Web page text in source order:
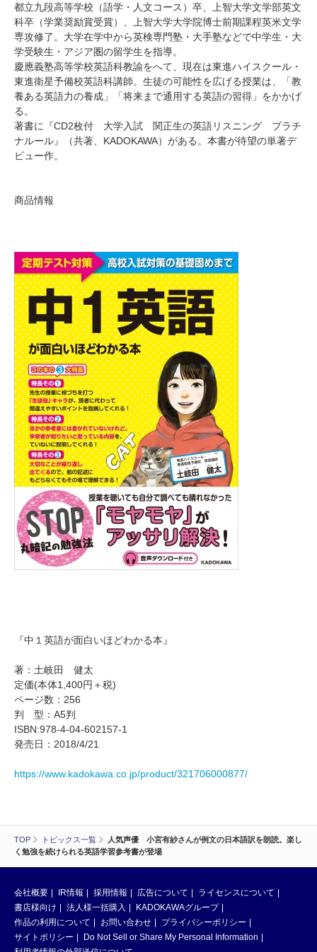
TOP トピックス一覧
人気声優 小宮有紗さんが例文の日本語訳を朗読。楽し
く勉強を続けられる英語学習参考書が登場
都立九段高等学校（語学・人文コース）卒、上智大学文学部英文
科卒（学業奨励賞受賞）、上智大学大学院博士前期課程英米文学
専攻修了。大学在学中から英検専門塾・大手塾などで中学生・大
学受験生・アジア圏の留学生を指導。
慶應義塾高等学校英語科教諭をへて、現在は東進ハイスクール・
東進衛星予備校英語科講師。生徒の可能性を広げる授業は、「教
養ある英語力の養成」「将来まで通用する英語の習得」をかかげ
る。
著書に『CD2枚付 大学入試 関正生の英語リスニング プラチ
ナルール』（共著、KADOKAWA）がある。本書が待望の単著デ
ビュー作。
商品情報
『中１英語が面白いほどわかる本』
著：土岐田 健太
定価(本体1,400円＋税)
ページ数：256
判 型：A5判
ISBN:978-4-04-602157-1
発売日：2018/4/21
https://www.kadokawa.co.jp/product/321706000877/
会社概要 IR情報 採用情報 広告について
ライセンスについて
書店様向け
法人様一括購入
KADOKAWAグループ
作品の利用について
お問い合わせ
プライバシーポリシー
サイトポリシー
Do Not Sell or Share My Personal Information